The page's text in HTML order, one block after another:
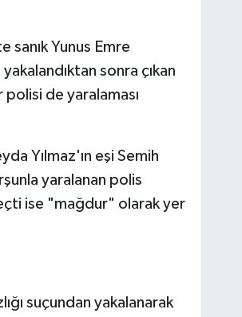
sanık Yunus Emre
sonra çıkan
de yaralaması
Yılmaz'ın eşi Semih
yaralanan polis
ise "mağdur" olarak yer
suçundan yakalanarak